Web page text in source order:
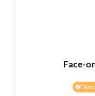
Face-
Finns